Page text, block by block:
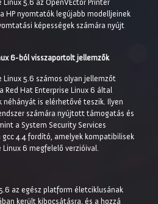
Linux 5.6 az OpenVEctor Printer
HP nyomtatók legújabb modelljeinek
képességek számára nyújt
6-ból visszaportolt jellemzők
Linux 5.6 számos olyan jellemzőt
Red Hat Enterprise Linux 6 által
is elérhetővé teszik. Ilyen
számára nyújtott támogatás és
a System Security Services
gcc 4.4 fordító, amelyek kompatibilisek
Linux 6 megfelelő verzióival.
az egész platform életciklusának
került kibocsátásra, és a hozzá